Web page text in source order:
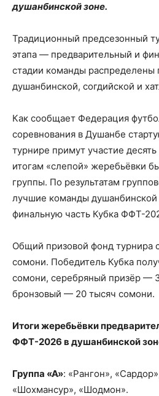
душанбинской зоне.
Традиционный предсезонный
этапа — предварительный и
стадии команды распределены
душанбинской, согдийской и
Как сообщает Федерация
соревнования в Душанбе
турнире примут участие
итогам «слепой» жеребьёвки
группы. По результатам
лучшие команды душанбинской
финальную часть Кубка ФФТ-
Общий призовой фонд турнира
сомони. Победитель Кубка
сомони, серебряный призёр —
бронзовый — 20 тысяч сомони.
Итоги жеребьёвки
ФФТ-2026 в душанбинской
Группа «А»: «Рангон»,
«Шохмансур», «Шодмон».